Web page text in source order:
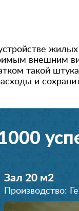
внешним
такой
и
Зал 20 м2
Производство: